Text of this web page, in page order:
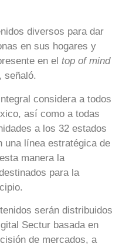
diversos para dar
en sus hogares y
en el top of mind
señaló.
considera a todos
así como a todas
a los 32 estados
una línea estratégica de
manera la
para la
serán distribuidos
Sectur basada en
de mercados, a